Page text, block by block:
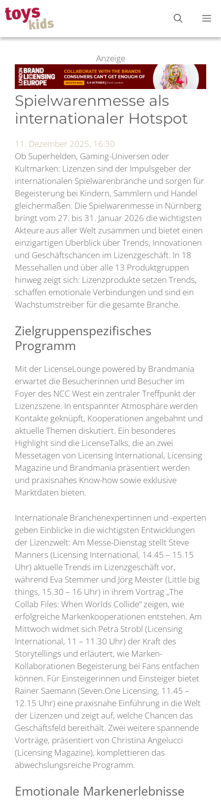
Zum
Inhalt
springen
Anzeige
Spielwarenmesse als
internationaler Hotspot
11. Dezember 2025, 16:30
Ob Superhelden, Gaming-Universen oder
Kultmarken: Lizenzen sind der Impulsgeber der
internationalen Spielwarenbranche und sorgen für
Begeisterung bei Kindern, Sammlern und Handel
gleichermaßen. Die Spielwarenmesse in Nürnberg
bringt vom 27. bis 31. Januar 2026 die wichtigsten
Akteure aus aller Welt zusammen und bietet einen
einzigartigen Überblick über Trends, Innovationen
und Geschäftschancen im Lizenzgeschäft. In 18
Messehallen und über alle 13 Produktgruppen
hinweg zeigt sich: Lizenzprodukte setzen Trends,
schaffen emotionale Verbindungen und sind ein
Wachstumstreiber für die gesamte Branche.
Zielgruppenspezifisches
Programm
Mit der LicenseLounge powered by Brandmania
erwartet die Besucherinnen und Besucher im
Foyer des NCC West ein zentraler Treffpunkt der
Lizenzszene. In entspannter Atmosphäre werden
Kontakte geknüpft, Kooperationen angebahnt und
aktuelle Themen diskutiert. Ein besonderes
Highlight sind die LicenseTalks, die an zwei
Messetagen von Licensing International, Licensing
Magazine und Brandmania präsentiert werden
und praxisnahes Know-how sowie exklusive
Marktdaten bieten.
Internationale Branchenexpertinnen und -experten
geben Einblicke in die wichtigsten Entwicklungen
der Lizenzwelt: Am Messe-Dienstag stellt Steve
Manners (Licensing International, 14.45 – 15.15
Uhr) aktuelle Trends im Lizenzgeschäft vor,
während Eva Stemmer und Jörg Meister (Little big
things, 15.30 – 16 Uhr) in ihrem Vortrag „The
Collab Files: When Worlds Collide“ zeigen, wie
erfolgreiche Markenkooperationen entstehen. Am
Mittwoch widmet sich Petra Strobl (Licensing
International, 11 – 11.30 Uhr) der Kraft des
Storytellings und erläutert, wie Marken-
Kollaborationen Begeisterung bei Fans entfachen
können. Für Einsteigerinnen und Einsteiger bietet
Rainer Saemann (Seven.One Licensing, 11.45 –
12.15 Uhr) eine praxisnahe Einführung in die Welt
der Lizenzen und zeigt auf, welche Chancen das
Geschäftsfeld bereithält. Zwei weitere spannende
Vorträge, präsentiert von Christina Angelucci
(Licensing Magazine), komplettieren das
abwechslungsreiche Programm.
Emotionale Markenerlebnisse